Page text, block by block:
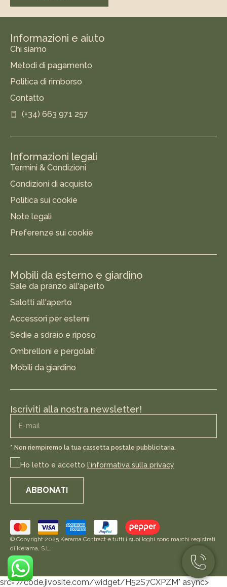
Informazioni e aiuto
Chi siamo
Metodi di pagamento
Politica di rimborso
Contatto
(+34) 663 971 257
Informazioni legali
Termini & Condizioni
Condizioni di acquisto
Politica sui cookie
Note legali
Preferenze sui cookie
Mobili da esterno e giardino
Sale da pranzo all'aperto
Salotti all'aperto
Accessori per esterni
Sedie a sdraio e riposo
Ombrelloni e pergolati
Mobili da giardino
Iscriviti alla nostra newsletter!
* Non riempiremo la tua cassetta postale pubblicitaria.
Ho letto e accetto l'informativa sulla privacy
ABBONATI
© Copyright 2025 Kerama Contract e tutti i suoi loghi sono marchi registrati
di Kerama, S.L.
src="//code.jivosite.com/widget/H52S7CXPZM" async>